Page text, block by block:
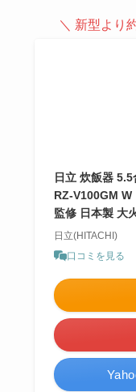
＼ 新型より
日立 炊飯器
RZ-V100GM W
監修 日本製 大
日立(HITACHI)
口コミを見る